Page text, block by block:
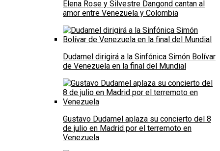
Elena Rose y Silvestre Dangond cantan al
amor entre Venezuela y Colombia
Dudamel dirigirá a la Sinfónica Simón Bolívar
de Venezuela en la final del Mundial
Gustavo Dudamel aplaza su concierto del 8
de julio en Madrid por el terremoto en
Venezuela